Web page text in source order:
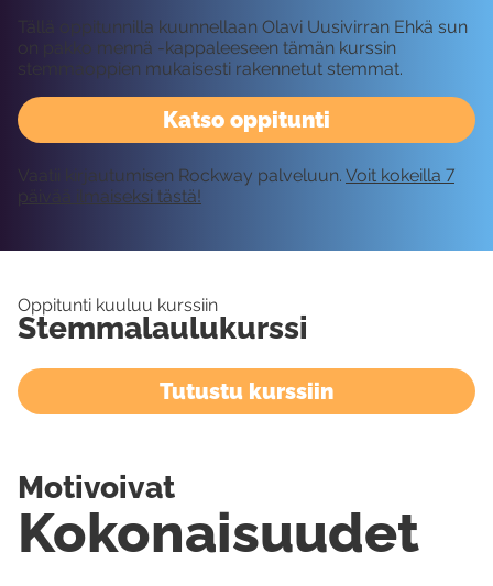
Katso oppitunti
Tällä oppitunnilla kuunnellaan Olavi Uusivirran Ehkä sun
on pakko mennä -kappaleeseen tämän kurssin
stemmaoppien mukaisesti rakennetut stemmat.
Vaatii kirjautumisen Rockway palveluun. Voit kokeilla 7
päivää ilmaiseksi tästä!
Oppitunti kuuluu kurssiin
Stemmalaulukurssi
Tutustu kurssiin
Kokonaisuudet
Motivoivat